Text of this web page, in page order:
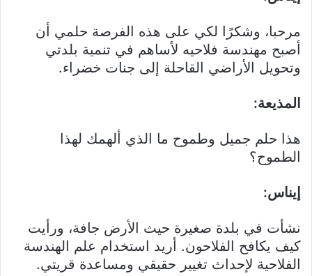
مرحبا، وشكرًا لكي على هذه الفرصة حلمي أن
أصبح مهندسة فلاحيه لأساهم في تنمية بلدتي
وتحويل الأراضي القاحلة إلى جنات خضراء.
المذيعة:
هذا حلم جميل وطموح ما الذي ألهمك لهذا
الطموح؟
إيناس:
نشأت في بلدة صغيرة حيث الأرض جافة، ورأيت
كيف يكافح الفلاحون. أريد استخدام علم الهندسة
الفلاحية لإحداث تغيير حقيقي ومساعدة قريتي.